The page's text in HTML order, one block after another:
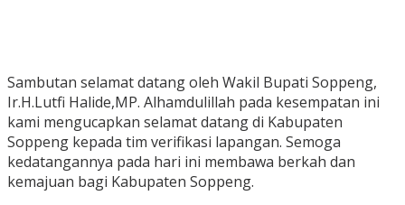
Sambutan selamat datang oleh Wakil Bupati Soppeng,
Ir.H.Lutfi Halide,MP. Alhamdulillah pada kesempatan ini
kami mengucapkan selamat datang di Kabupaten
Soppeng kepada tim verifikasi lapangan. Semoga
kedatangannya pada hari ini membawa berkah dan
kemajuan bagi Kabupaten Soppeng.